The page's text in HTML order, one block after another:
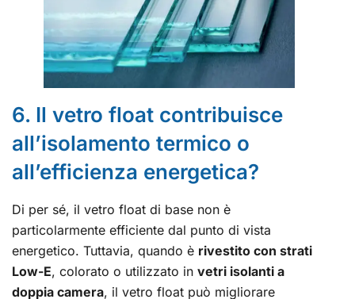
6. Il vetro float contribuisce
all’isolamento termico o
all’efficienza energetica?
Di per sé, il vetro float di base non è
particolarmente efficiente dal punto di vista
energetico. Tuttavia, quando è rivestito con strati
Low-E, colorato o utilizzato in vetri isolanti a
doppia camera, il vetro float può migliorare